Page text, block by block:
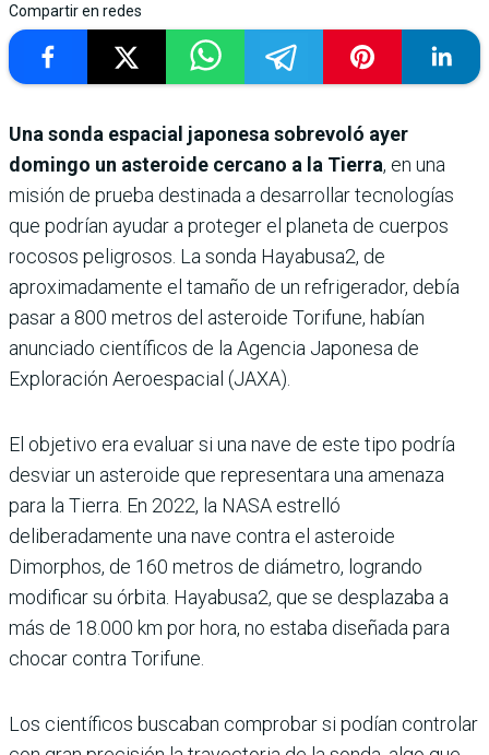
Compartir en redes
Una sonda espacial japonesa sobrevoló ayer
domingo un asteroide cercano a la Tierra, en una
misión de prueba destinada a desarrollar tecnologías
que podrían ayudar a proteger el planeta de cuerpos
rocosos peligrosos. La sonda Hayabusa2, de
aproximadamente el tamaño de un refrigerador, debía
pasar a 800 metros del asteroide Torifune, habían
anunciado científicos de la Agencia Japonesa de
Exploración Aeroespacial (JAXA).
El objetivo era evaluar si una nave de este tipo podría
desviar un asteroide que representara una amenaza
para la Tierra. En 2022, la NASA estrelló
deliberadamente una nave contra el asteroide
Dimorphos, de 160 metros de diámetro, logrando
modificar su órbita. Hayabusa2, que se desplazaba a
más de 18.000 km por hora, no estaba diseñada para
chocar contra Torifune.
Los científicos buscaban comprobar si podían controlar